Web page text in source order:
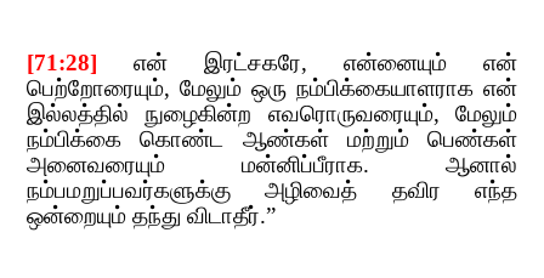
[71:28] ​​என் இரட்சகரே,​​ என்னையும் என்
பெற்றோரையும்,​​மேலும் ஒரு நம்பிக்கையாளராக என்
இல்லத்தில் நுழைகின்ற எவரொருவரையும்,​​ மேலும்
நம்பிக்கை கொண்ட ஆண்கள் மற்றும் பெண்கள்
அனைவரையும் மன்னிப்பீராக. ஆனால்
நம்பமறுப்பவர்களுக்கு அழிவைத் தவிர எந்த
ஒன்றையும் தந்து விடாதீர்.”